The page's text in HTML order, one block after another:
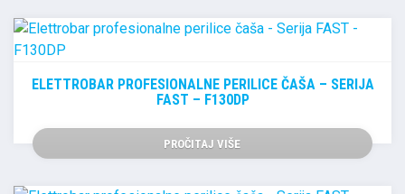
ELETTROBAR PROFESIONALNE PERILICE ČAŠA – SERIJA
FAST – F130DP
PROČITAJ VIŠE